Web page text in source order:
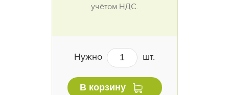
учётом НДС.
Нужно шт.
В корзину